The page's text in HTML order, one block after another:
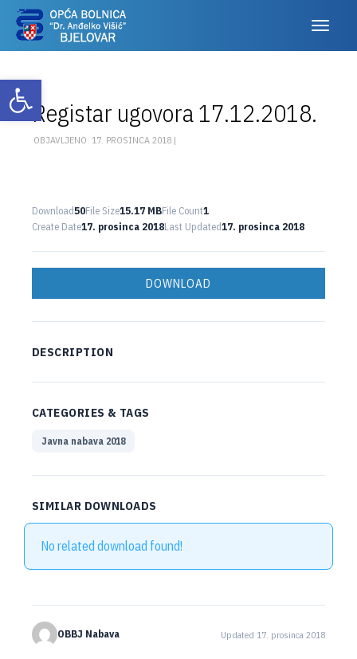
Otvori alatnu traku
Registar ugovora 17.12.2018.
OBJAVLJENO: 17. PROSINCA 2018 |
Download50File Size15.17 MBFile Count1
Create Date17. prosinca 2018Last Updated17. prosinca 2018
DOWNLOAD
DESCRIPTION
CATEGORIES & TAGS
Javna nabava 2018
SIMILAR DOWNLOADS
No related download found!
OBBJ Nabava Updated 17. prosinca 2018